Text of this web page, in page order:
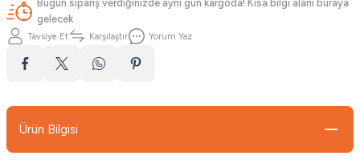
Bugün sipariş verdiğinizde aynı gün kargoda! Kısa bilgi alanı buraya
gelecek
Tavsiye Et Karşılaştır Yorum Yaz
Ürün Bilgisi